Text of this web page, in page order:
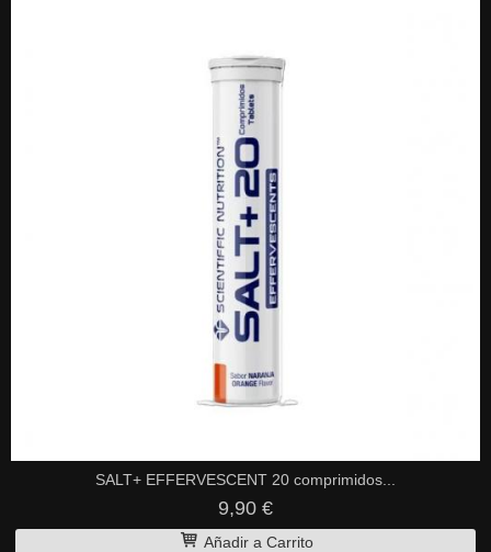
SALT+ EFFERVESCENT 20 comprimidos...
9,90 €
Añadir a Carrito